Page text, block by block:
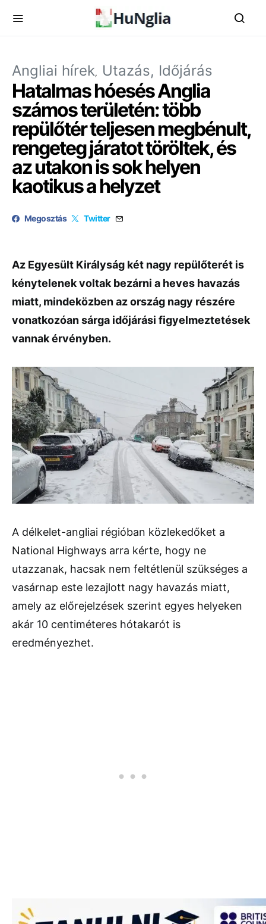
Angliai hírek Utazás, Időjárás
Hatalmas hóesés Anglia
számos területén: több
repülőtér teljesen megbénult,
rengeteg járatot töröltek, és
az utakon is sok helyen
kaotikus a helyzet
Megosztás Twitter
Az Egyesült Királyság két nagy repülőterét is
kénytelenek voltak bezárni a heves havazás
miatt, mindeközben az ország nagy részére
vonatkozóan sárga időjárási figyelmeztetések
vannak érvényben.
A délkelet-angliai régióban közlekedőket a
National Highways arra kérte, hogy ne
utazzanak, hacsak nem feltétlenül szükséges a
vasárnap este lezajlott nagy havazás miatt,
amely az előrejelzések szerint egyes helyeken
akár 10 centiméteres hótakarót is
eredményezhet.